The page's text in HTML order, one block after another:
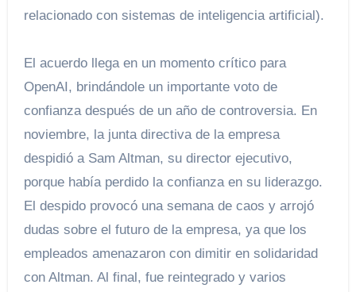
relacionado con sistemas de inteligencia artificial).
El acuerdo llega en un momento crítico para
OpenAI, brindándole un importante voto de
confianza después de un año de controversia. En
noviembre, la junta directiva de la empresa
despidió a Sam Altman, su director ejecutivo,
porque había perdido la confianza en su liderazgo.
El despido provocó una semana de caos y arrojó
dudas sobre el futuro de la empresa, ya que los
empleados amenazaron con dimitir en solidaridad
con Altman. Al final, fue reintegrado y varios